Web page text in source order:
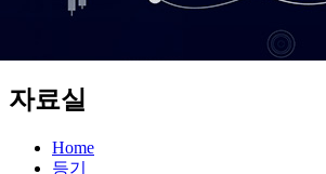
자료실
Home
등기